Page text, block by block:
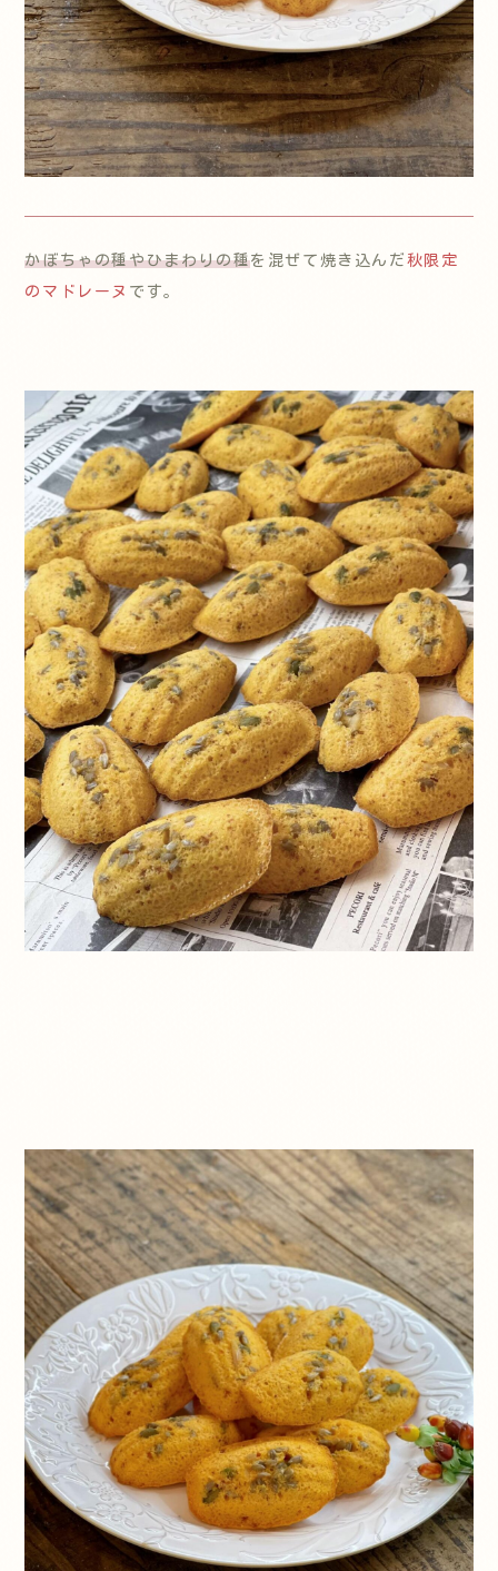
かぼちゃの種やひまわりの種を混ぜて焼き込んだ 秋限定
のマドレーヌ です。